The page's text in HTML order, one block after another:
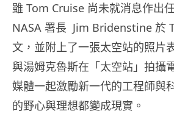
雖 Tom Cruise 尚未就消息作出
NASA 署長 Jim Bridenstine 於
文，並附上了一張太空站的照片
與湯姆克魯斯在「太空站」拍攝
媒體一起激勵新一代的工程師與
的野心與理想都變成現實。